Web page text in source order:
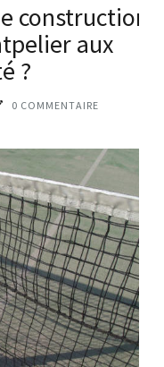
construction
aux
?
0 COMMENTAIRE